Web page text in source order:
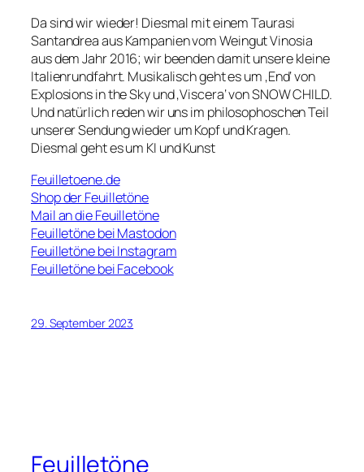
Da sind wir wieder! Diesmal mit einem Taurasi
Santandrea aus Kampanien vom Weingut Vinosia
aus dem Jahr 2016; wir beenden damit unsere kleine
Italienrundfahrt. Musikalisch geht es um ‚End‘ von
Explosions in the Sky und ‚Viscera‘ von SNOW CHILD.
Und natürlich reden wir uns im philosophoschen Teil
unserer Sendung wieder um Kopf und Kragen.
Diesmal geht es um KI und Kunst
Feuilletoene.de
Shop der Feuilletöne
Mail an die Feuilletöne
Feuilletöne bei Mastodon
Feuilletöne bei Instagram
Feuilletöne bei Facebook
29. September 2023
Feuilletöne